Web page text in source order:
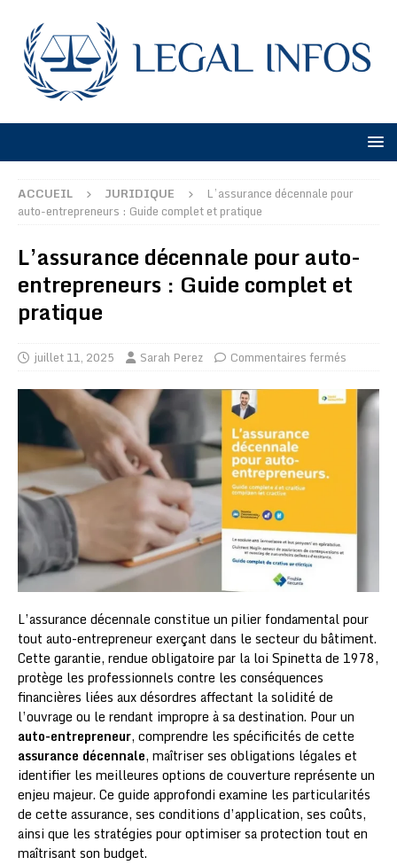
ACCUEIL JURIDIQUE
L’assurance décennale pour
auto-entrepreneurs : Guide complet et pratique
L’assurance décennale pour auto-
entrepreneurs : Guide complet et
pratique
juillet 11, 2025 Sarah Perez Commentaires fermés
L’assurance décennale constitue un pilier fondamental pour
tout auto-entrepreneur exerçant dans le secteur du bâtiment.
Cette garantie, rendue obligatoire par la loi Spinetta de 1978,
protège les professionnels contre les conséquences
financières liées aux désordres affectant la solidité de
l’ouvrage ou le rendant impropre à sa destination. Pour un
auto-entrepreneur, comprendre les spécificités de cette
assurance décennale, maîtriser ses obligations légales et
identifier les meilleures options de couverture représente un
enjeu majeur. Ce guide approfondi examine les particularités
de cette assurance, ses conditions d’application, ses coûts,
ainsi que les stratégies pour optimiser sa protection tout en
maîtrisant son budget.